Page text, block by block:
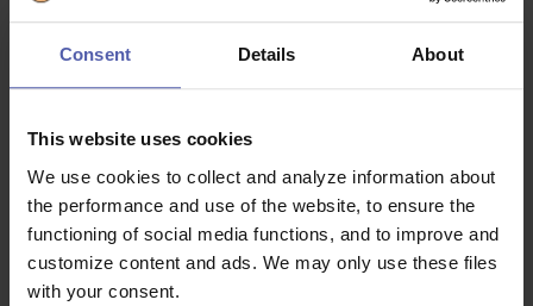
Consent Details About
This website uses cookies
We use cookies to collect and analyze information about
the performance and use of the website, to ensure the
functioning of social media functions, and to improve and
customize content and ads. We may only use these files
with your consent.
LEAN specialista (ž/m)
70 - 85 000 Kč/měs
Do našeho týmu hledáme LEAN technika, který bude aktivně
rozvíjet výrobní procesy, řídit zlepšovací projekty a spolupracovat s
kolegy napříč výrobou. Pokud máte analytické myšlení, dokážete
dotahovat…